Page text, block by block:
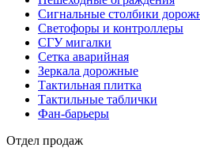
Сигнальные столбики
Светофоры и контроллеры
СГУ мигалки
Cетка аварийная
Зеркала дорожные
Тактильная плитка
Тактильные таблички
Фан-барьеры
Отдел продаж